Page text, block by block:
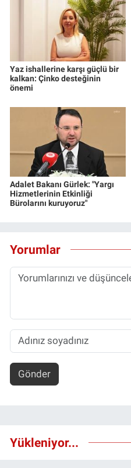
Yaz ishallerine karşı güçlü bir
kalkan: Çinko desteğinin
önemi
Adalet Bakanı Gürlek: "Yargı
Hizmetlerinin Etkinliği
Bürolarını kuruyoruz"
Yorumlar
Gönder
Yükleniyor...